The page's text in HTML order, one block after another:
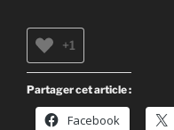
+1
Partager cet article :
Facebook